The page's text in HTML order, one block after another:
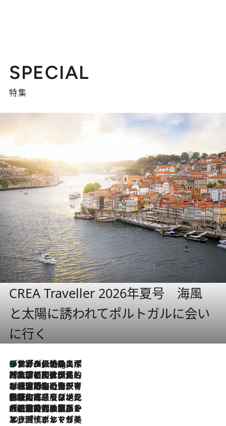
SPECIAL
特集
CREA Traveller 2026年夏号 海風
と太陽に誘われてポルトガルに会い
に行く
10 Hours Ago
リスボンの絶品スイーツ「パステル・デ・ナタ」とは？ポルトガル伝統の奥深い世界へ
2026.7.27
「私の祖国はポルトガル語です」国民的詩人フェルナンド・ペソアと、彼が愛した文学の街を歩く
2026.7.26
ポルトガル近海が育む極上の海の幸。キリリと冷えた白ワインと愉しむ、シーフード専門店の贅沢
2026.7.22
伝統の味をモダンに昇華。高感度な地元客が集う、リスボンの最旬ガストロノミー
2026.7.21
大航海時代の栄華から、震災、独裁、そして革命へ。ポルトガル・首都リスボンの石畳に刻まれた「歴史の光と影」
2026.7.13
エッセイ・ヤマザキマリ「慎ましくも美しき国 ポルトガル」